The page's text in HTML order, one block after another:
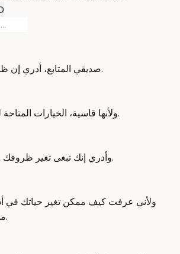
صديقي المتابع، أدري إن ظروف حياتك قاسية جداً.
ولأنها قاسية، الخيارات المتاحة لك في الحياة قليلة جداً.
وأدري إنك تبغى تغير ظروفك وتغير حياتك وتنجح فيها.
ولأني عرفت كيف ممكن تغير حياتك في
محتوى هذا الفيديو بعناية.